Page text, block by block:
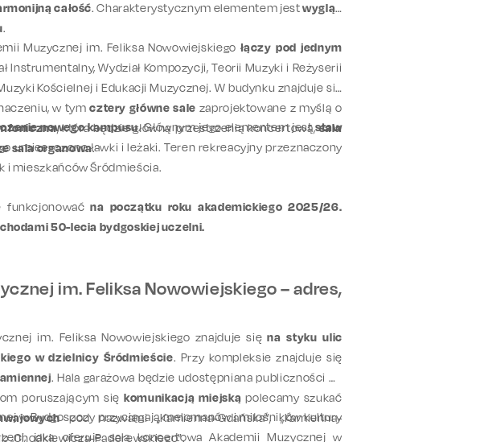
całość. Charakterystycznym elementem jestwygląd
.
Muzycznej im. Feliksa Nowowiejskiego łączy pod jednym
Instrumentalny, Wydział Kompozycji, Teorii Muzyki i Reżyserii
Kościelnej i Edukacji Muzycznej. W budynku znajduje się
w tymcztery główne sale zaprojektowane z myślą o
, która będzie główną przestrzenią koncertową,sala
sala organowa.
nowego kampusu. Głównym jego elementem jeststaw
umieszczono ławki i leżaki. Teren rekreacyjny przeznaczony
i mieszkańców Śródmieścia.
funkcjonowaćna początku roku akademickiego 2025/26.
50-lecia bydgoskiej uczelni.
im. Feliksa Nowowiejskiego – adres,
im. Feliksa Nowowiejskiego znajduje sięna styku ulic
w dzielnicy Śródmieście. Przy kompleksie znajduje się
. Hala garażowa będzie udostępniana publiczności na
poruszającym siękomunikacją miejską polecamy szukać
pod nazwami „Kamienna-Gdańska”, „Kamienna-
„Chodkiewicza-Paderewskiego”.
w Bydgoszczy przyciągają melomanów i miłośników kultury
jaką oferuje sala koncertowa Akademii Muzycznej w